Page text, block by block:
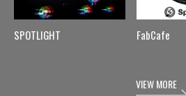
SPOTLIGHT FabCafe
VIEW MORE